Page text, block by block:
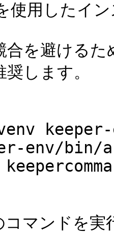
使用したイ
合を避ける
します。
keeper-
env/bin/
コマンドを